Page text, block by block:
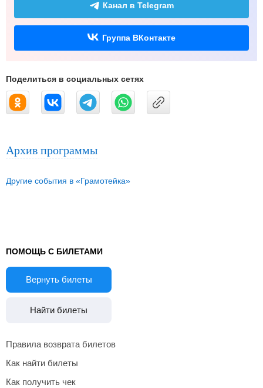
Канал в Telegram
Группа ВКонтакте
Поделиться в социальных сетях
Архив программы
Другие события в «Грамотейка»
ПОМОЩЬ С БИЛЕТАМИ
Вернуть билеты
Найти билеты
Правила возврата билетов
Как найти билеты
Как получить чек